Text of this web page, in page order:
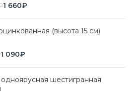
1 660₽
(высота 15 см)
1 090₽
шестигранная